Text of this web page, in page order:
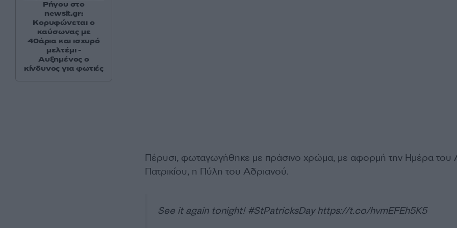
Πέρυσι, φωταγωγήθηκε με πράσινο χρώμα, με αφορμή την Ημέρα του
Πατρικίου, η Πύλη του Αδριανού.
See it again tonight! #StPatricksDay https://t.co/hvmEFEh5K5
Ρήγου στο
newsit.gr:
Κορυφώνεται ο
καύσωνας με
40άρια και ισχυρό
μελτέμι -
Αυξημένος ο
κίνδυνος για φωτιές